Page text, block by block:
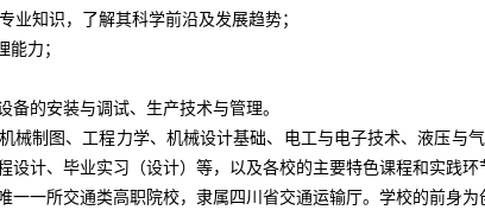
业知识，了解其科学前沿及发展趋势；
力；
的安装与调试、生产技术与管理。
械制图、工程力学、机械设计基础、电工与电子技术、液压与
计、毕业实习（设计）等，以及各校的主要特色课程和实践环
一一所交通类高职院校，隶属四川省交通运输厅。学校的前身